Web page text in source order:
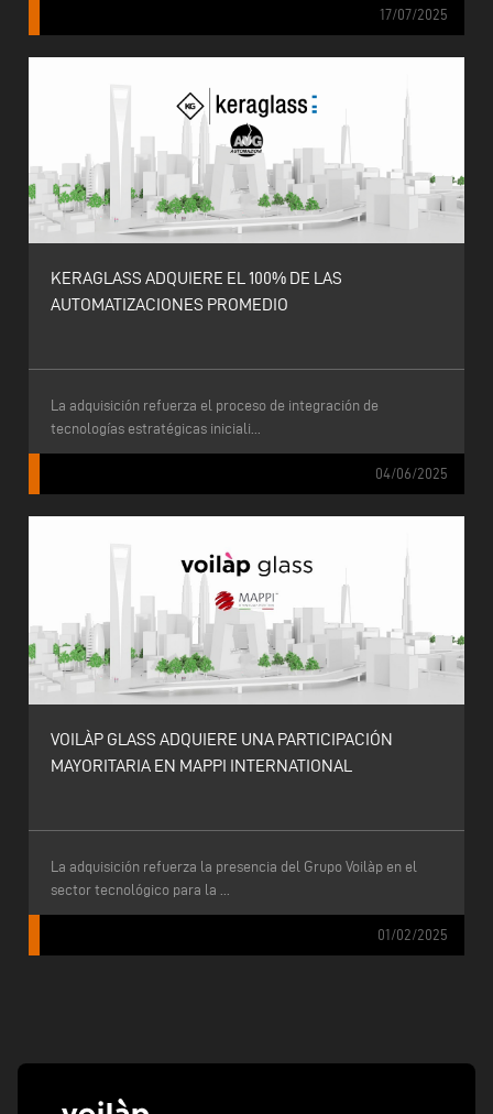
17/07/2025
KERAGLASS ADQUIERE EL 100% DE LAS
AUTOMATIZACIONES PROMEDIO
La adquisición refuerza el proceso de integración de
tecnologías estratégicas iniciali...
04/06/2025
VOILÀP GLASS ADQUIERE UNA PARTICIPACIÓN
MAYORITARIA EN MAPPI INTERNATIONAL
La adquisición refuerza la presencia del Grupo Voilàp en el
sector tecnológico para la ...
01/02/2025